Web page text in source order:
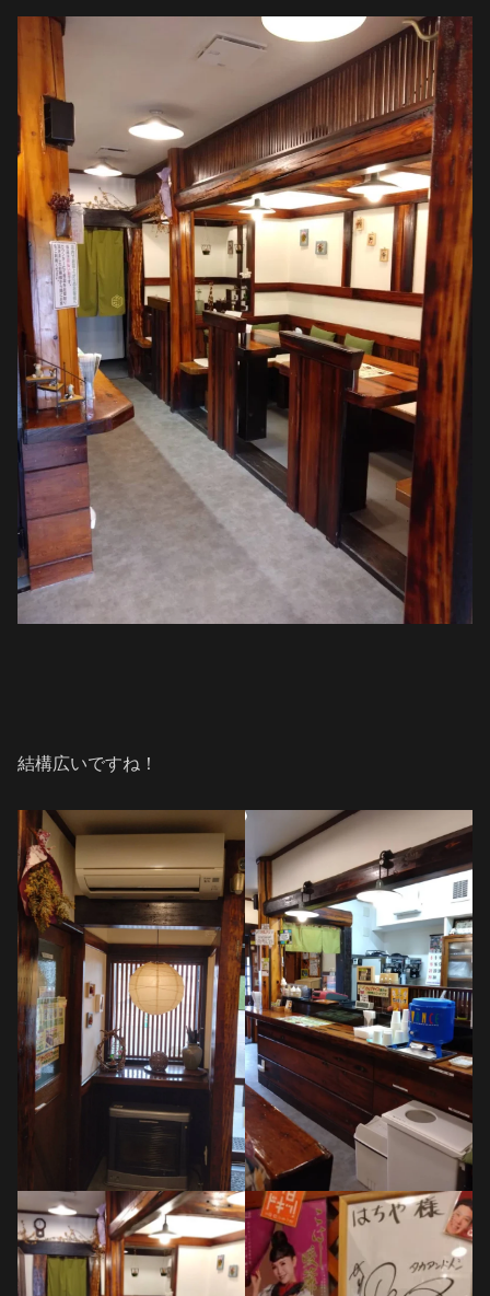
結構広いですね！